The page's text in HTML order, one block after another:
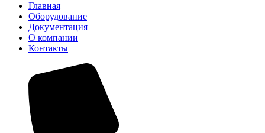
Главная
Оборудование
Документация
О компании
Контакты